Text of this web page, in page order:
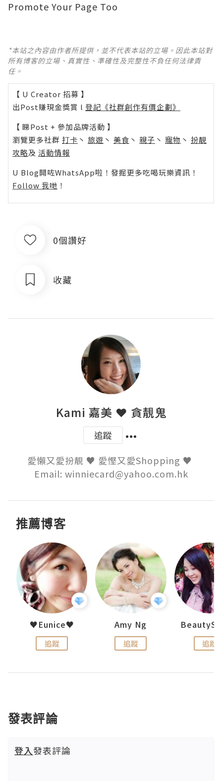
Promote Your Page Too
*本站之內容由作者所提供，並不代表本站的立場。因此本站對
所有博客的立場、真實性、準確性及完整性不負任何法律責
任。
【 U Creator 招募 】
出Post賺現金獎賞 l 登記《社群創作有價企劃》
【 睇Post + 參加品牌活動 】
瀏覽更多社群 打卡 丶 旅遊 丶 美食 丶 親子 丶 寵物 丶 扮靚
攻略及 活動情報
U Blog開咗WhatsApp啦！發掘更多吃喝玩樂資訊！
Follow 我哋 ！
0個讚好
收藏
Kami 嘉美 ❤ 貪靚鬼
追蹤
愛懶又愛扮靚 ♥ 愛慳又愛Shopping ♥
Email: winniecard@yahoo.com.hk
推薦博客
♥Eunice♥
追蹤
Amy Ng
追蹤 追蹤
發表評論
登入發表評論